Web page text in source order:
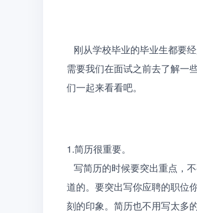
需要我们在面试之前去了解一
们一起来看看吧。
1.简历很重要。
道的。要突出写你应聘的职位
刻的印象。简历也不用写太多